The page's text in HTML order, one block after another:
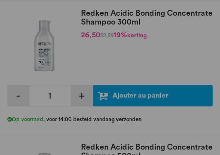
Redken Acidic Bonding Concentrate
Shampoo 300ml
26,5032,5919% korting
- + Ajouter au panier
Op voorraad , voor 14:00 besteld vandaag verzonden
Redken Acidic Bonding Concentrate